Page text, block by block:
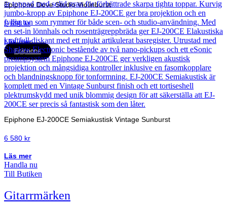
Epiphone Dove Studio Violinburst
5 698kr
Läs mer
Epiphone
Epiphone EJ-200CE Semiakustisk Vintage Sunburst
6 580 kr
Läs mer
Handla nu
Till Butiken
Gitarrmärken